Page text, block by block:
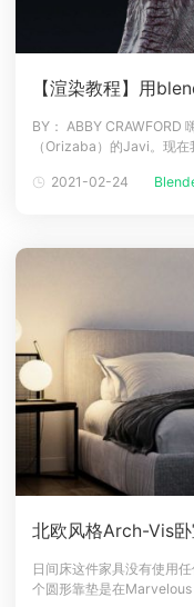
【渲染教程】用
BY： ABBY CRAWFORD
（Orizaba）的Javi。现
次接触3D行业，但在2020
2021-02-24
北欧风格Arch-Vis卧
日间床这件家具没有使用
个圆形靠垫是在